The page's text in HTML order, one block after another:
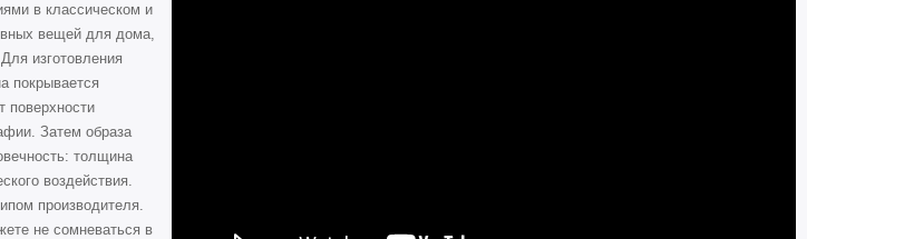
в классическом и
вещей для дома,
изготовления
покрывается
поверхности
Затем образа
толщина
воздействия.
производителя.
не сомневаться в